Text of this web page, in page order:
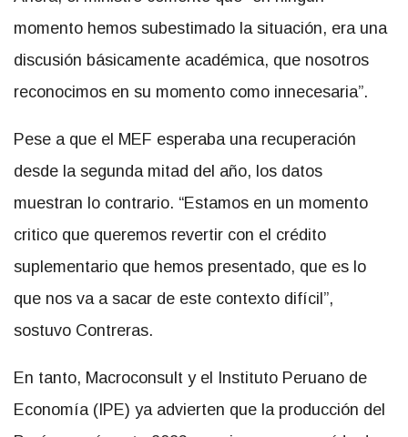
momento hemos subestimado la situación, era una
discusión básicamente académica, que nosotros
reconocimos en su momento como innecesaria”.
Pese a que el MEF esperaba una recuperación
desde la segunda mitad del año, los datos
muestran lo contrario. “Estamos en un momento
critico que queremos revertir con el crédito
suplementario que hemos presentado, que es lo
que nos va a sacar de este contexto difícil”,
sostuvo Contreras.
En tanto, Macroconsult y el Instituto Peruano de
Economía (IPE) ya advierten que la producción del